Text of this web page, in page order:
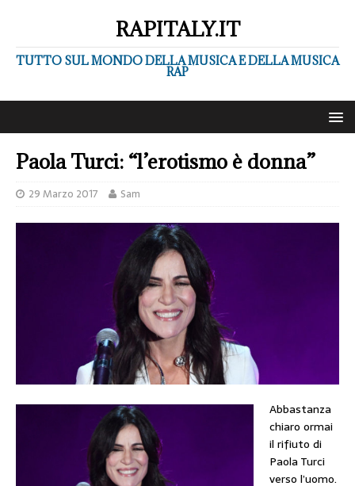
RAPITALY.IT
TUTTO SUL MONDO DELLA MUSICA E DELLA MUSICA
RAP
Paola Turci: “l’erotismo è donna”
29 Marzo 2017 Sam
Abbastanza
chiaro ormai
il rifiuto di
Paola Turci
verso l’uomo.